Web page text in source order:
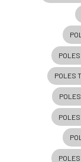
POLES